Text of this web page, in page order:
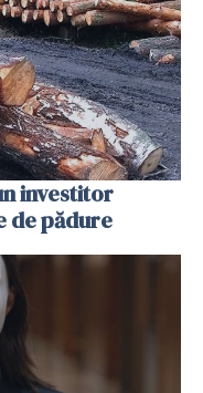
investitor
de pădure